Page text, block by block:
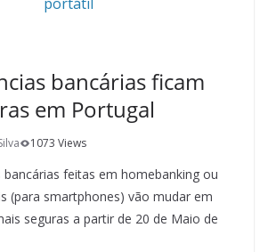
bancárias ficam
em Portugal
1073 Views
feitas em homebanking ou
(para smartphones) vão mudar em
seguras a partir de 20 de Maio de